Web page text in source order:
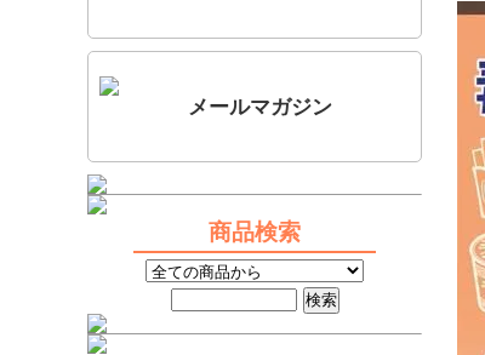
メールマガジン
商品検索